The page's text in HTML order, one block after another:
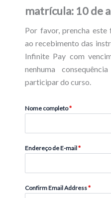
matrícula: 10 de
Por favor, prencha
ao recebimento das
Infinite Pay com
nenhuma
participar do curso.
Nome completo*
Endereço de E-mail*
Confirm Email Address*